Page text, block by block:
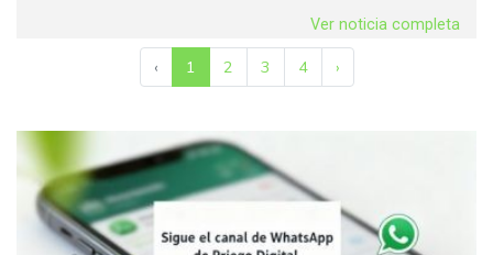
Ver noticia completa
‹ 1 2 3 4 ›